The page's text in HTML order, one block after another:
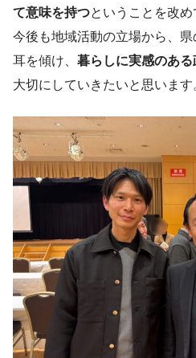
て意味を持つということを改め
今後も地域活動の立場から、
耳を傾け、 暮らしに実感のあ
大切にしていきたいと思います